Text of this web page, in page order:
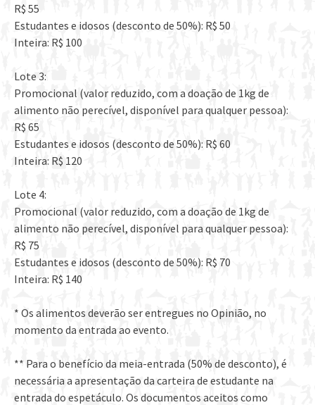
R$ 55
Estudantes e idosos (desconto de 50%): R$ 50
Inteira: R$ 100
Lote 3:
Promocional (valor reduzido, com a doação de 1kg de
alimento não perecível, disponível para qualquer pessoa):
R$ 65
Estudantes e idosos (desconto de 50%): R$ 60
Inteira: R$ 120
Lote 4:
Promocional (valor reduzido, com a doação de 1kg de
alimento não perecível, disponível para qualquer pessoa):
R$ 75
Estudantes e idosos (desconto de 50%): R$ 70
Inteira: R$ 140
* Os alimentos deverão ser entregues no Opinião, no
momento da entrada ao evento.
** Para o benefício da meia-entrada (50% de desconto), é
necessária a apresentação da carteira de estudante na
entrada do espetáculo. Os documentos aceitos como